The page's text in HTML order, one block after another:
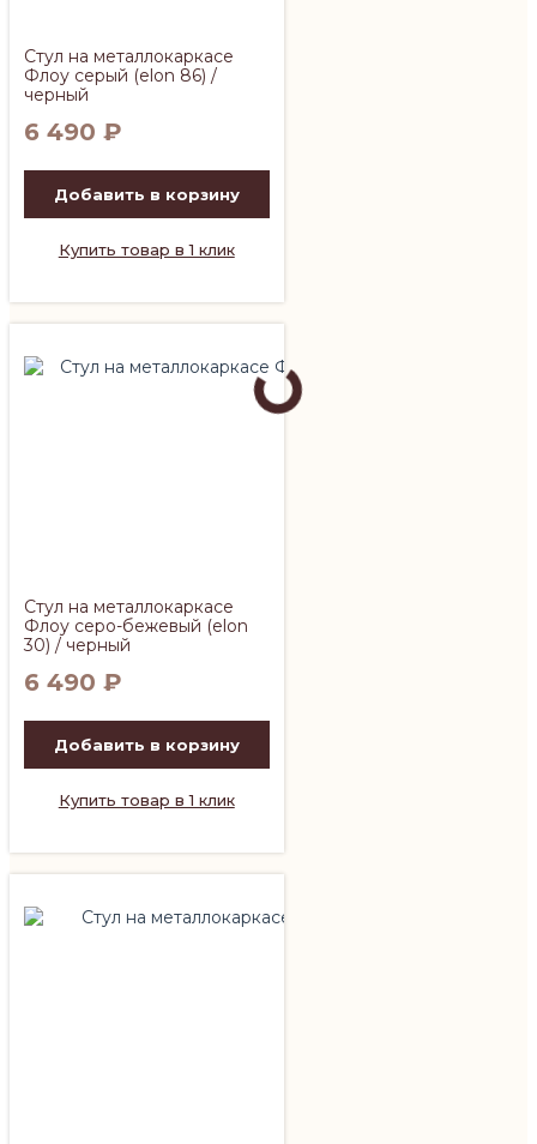
Стул на металлокаркасе
Флоу серый (elon 86) /
черный
6 490 ₽
Добавить в корзину
Купить товар в 1 клик
Стул на металлокаркасе
Флоу серо-бежевый (elon
30) / черный
6 490 ₽
Добавить в корзину
Купить товар в 1 клик